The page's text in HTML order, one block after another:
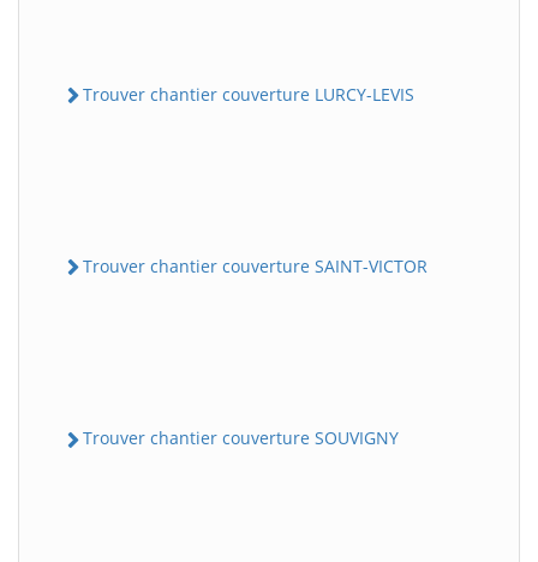
Trouver chantier couverture LURCY-LEVIS
Trouver chantier couverture SAINT-VICTOR
Trouver chantier couverture SOUVIGNY